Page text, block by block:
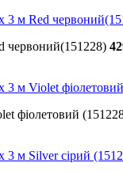
червоний(151228)
фіолетовий